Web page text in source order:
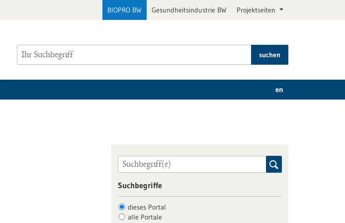
BIOPRO BW Gesundheitsindustrie BW Projektseiten
suchen
en
Suchbegriffe
dieses Portal
alle Portale